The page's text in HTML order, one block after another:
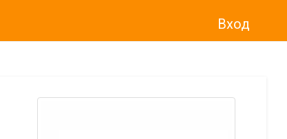
Вход
прекратява услугата Adwiseсчитано от01.01.2026 г